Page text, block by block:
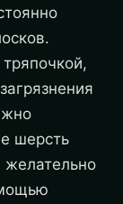
шерсть